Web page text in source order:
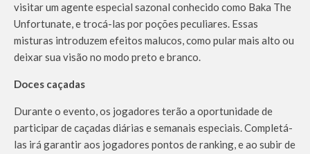
visitar um agente especial sazonal conhecido como Baka The
Unfortunate, e trocá-las por poções peculiares. Essas
misturas introduzem efeitos malucos, como pular mais alto ou
deixar sua visão no modo preto e branco.
Doces caçadas
Durante o evento, os jogadores terão a oportunidade de
participar de caçadas diárias e semanais especiais. Completá-
las irá garantir aos jogadores pontos de ranking, e ao subir de